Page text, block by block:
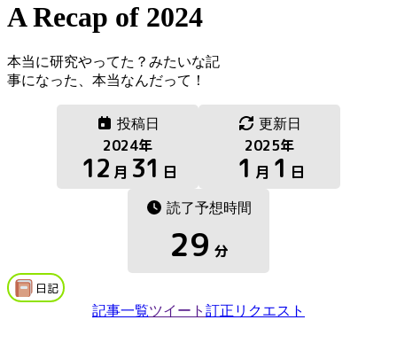
A Recap of 2024
本当に研究やってた？みたいな記
事になった、本当なんだって！
投稿日
2024年
12 月 31 日
更新日
2025年
1 月 1 日
読了予想時間
29 分
日記
記事一覧ツイート 訂正リクエスト